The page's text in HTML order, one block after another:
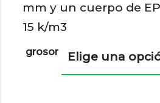
mm y un cuerpo de
15 k/m3
grosor